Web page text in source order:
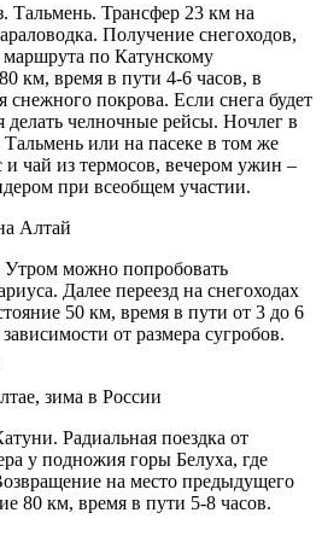
Тальмень. Трансфер 23 км на
Получение снегоходов,
маршрута по Катунскому
км, время в пути 4-6 часов, в
снежного покрова. Если снега будет
челночные рейсы. Ночлег в
Тальмень или на пасеке в том же
и чай из термосов, вечером ужин –
при всеобщем участии.
можно попробовать
Далее переезд на снегоходах
50 км, время в пути от 3 до 6
от размера сугробов.
Радиальная поездка от
у подножия горы Белуха, где
на место предыдущего
80 км, время в пути 5-8 часов.